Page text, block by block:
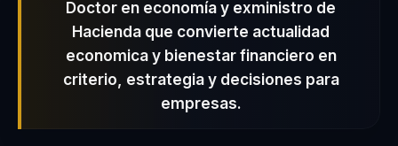
Doctor en economía y exministro de
Hacienda que convierte actualidad
economica y bienestar financiero en
criterio, estrategia y decisiones para
empresas.